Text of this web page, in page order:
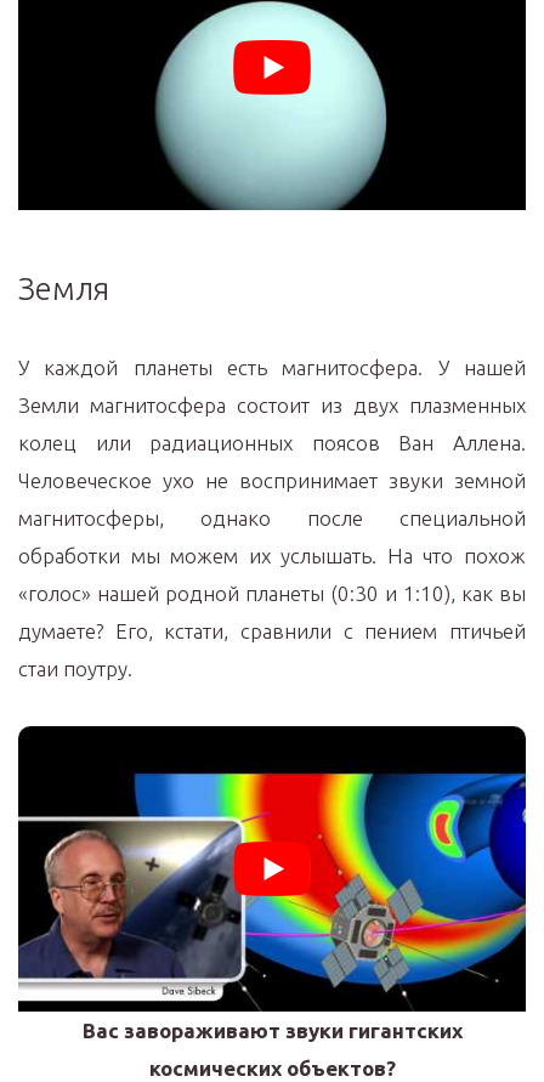
Земля
У каждой планеты есть магнитосфера. У нашей
Земли магнитосфера состоит из двух плазменных
колец или радиационных поясов Ван Аллена.
Человеческое ухо не воспринимает звуки земной
магнитосферы, однако после специальной
обработки мы можем их услышать. На что похож
«голос» нашей родной планеты (0:30 и 1:10), как вы
думаете? Его, кстати, сравнили с пением птичьей
стаи поутру.
Вас завораживают звуки гигантских
космических объектов?